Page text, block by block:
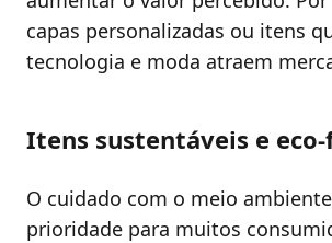
capas personalizadas ou itens
tecnologia e moda atraem
Itens sustentáveis e
O cuidado com o meio
prioridade para muitos